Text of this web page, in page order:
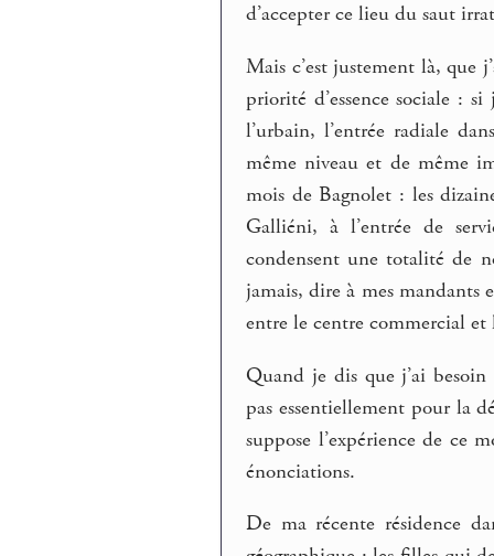
d’accepter ce lieu du saut
Mais c’est justement là, que
priorité d’essence sociale :
l’urbain, l’entrée radiale
même niveau et de même
mois de Bagnolet : les
Galliéni, à l’entrée de
condensent une totalité de
jamais, dire à mes mandants
entre le centre commercial
Quand je dis que j’ai besoin
pas essentiellement pour la
suppose l’expérience de ce
énonciations.
De ma récente résidence